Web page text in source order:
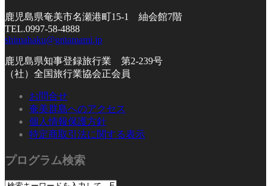
鹿児島県奄美市名瀬港町15-1 紬会館7階
TEL.0997-58-4888
shimahaku@gntamami.jp
鹿児島県知事登録旅行業 第2-239号
（社）全国旅行業協会正会員
お問合せ
奄美群島へのアクセス
個人情報保護方針
特定商取引法に関する表示
プログラム検索